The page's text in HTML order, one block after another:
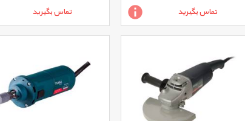
تماس بگیرید تماس بگیرید